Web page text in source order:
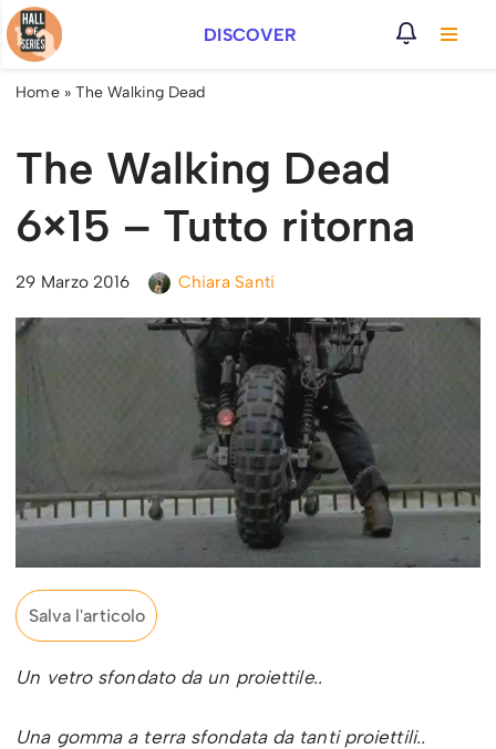
Vai
al
DISCOVER
Home» The Walking Dead
The Walking Dead
6×15 – Tutto ritorna
29 Marzo 2016 Chiara Santi
Salva l'articolo
Un vetro sfondato da un proiettile..
Una gomma a terra sfondata da tanti proiettili..